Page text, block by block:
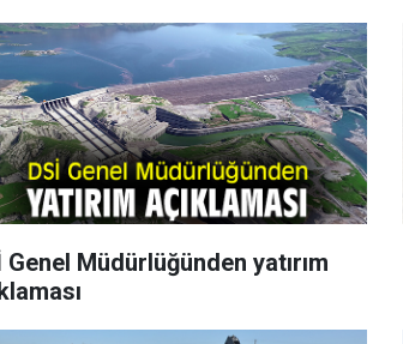
Genel Müdürlüğünden yatırım